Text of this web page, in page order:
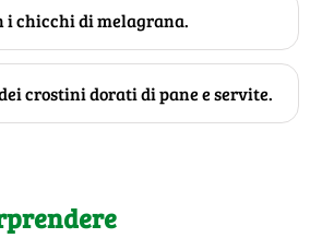
i chicchi di melagrana.
crostini dorati di pane e servite.